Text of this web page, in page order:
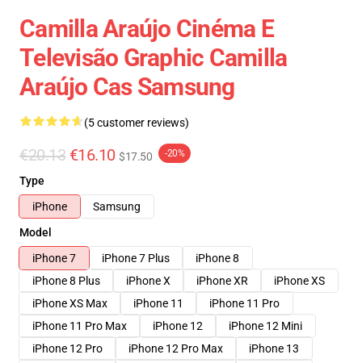
Camilla Araújo Cinéma E
Televisão Graphic Camilla
Araújo Cas Samsung
(5 customer reviews)
€20.13 €16.10 $17.50 -20%
Type
iPhone
Samsung
Model
iPhone 7
iPhone 7 Plus
iPhone 8
iPhone 8 Plus
iPhone X iPhone XR
iPhone XS
iPhone XS Max
iPhone 11
iPhone 11 Pro
iPhone 11 Pro Max
iPhone 12
iPhone 12 Mini
iPhone 12 Pro
iPhone 12 Pro Max
iPhone 13